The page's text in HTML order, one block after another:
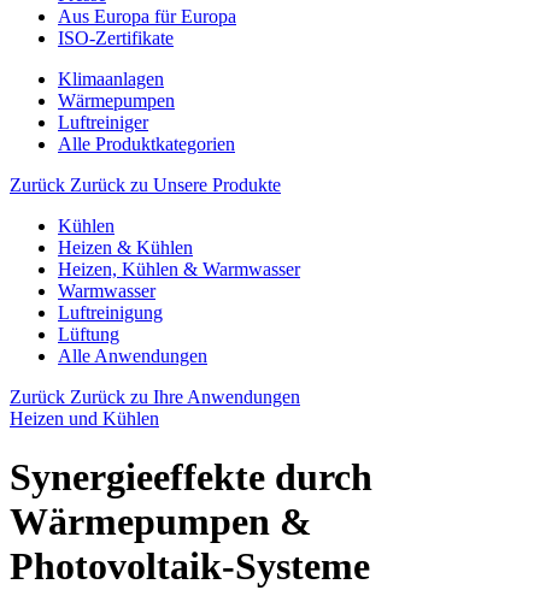
Aus Europa für Europa
ISO-Zertifikate
Klimaanlagen
Wärmepumpen
Luftreiniger
Alle Produktkategorien
Zurück Zurück zu Unsere Produkte
Kühlen
Heizen & Kühlen
Heizen, Kühlen & Warmwasser
Warmwasser
Luftreinigung
Lüftung
Alle Anwendungen
Zurück Zurück zu Ihre Anwendungen
Heizen und Kühlen
Synergieeffekte durch
Wärmepumpen &
Photovoltaik-Systeme